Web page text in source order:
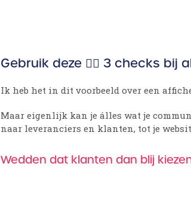
Gebruik deze ☝🏼 3 checks bij
Ik heb het in dit voorbeeld over een
Maar eigenlijk kan je álles wat je
naar leveranciers en klanten, tot je
Wedden dat klanten dan blij